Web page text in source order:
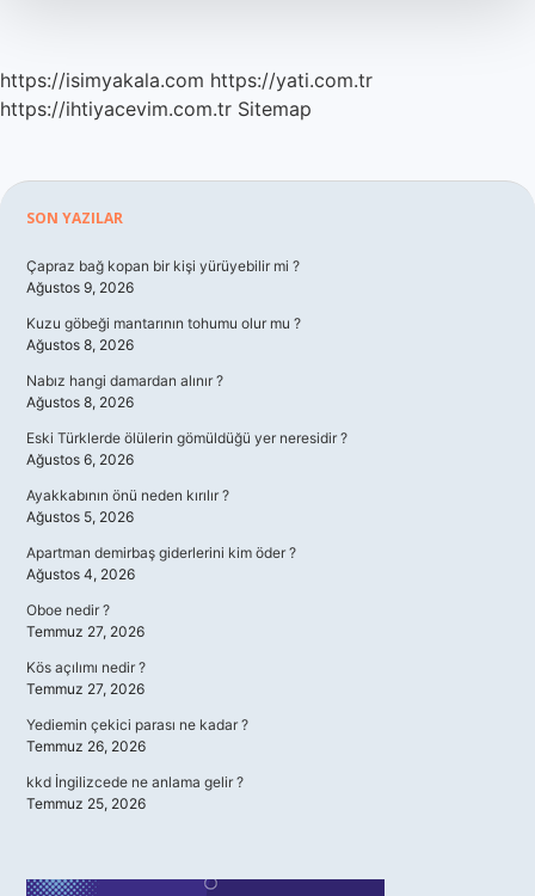
https://isimyakala.com https://yati.com.tr
https://ihtiyacevim.com.tr Sitemap
Sidebar
SON YAZILAR
Çapraz bağ kopan bir kişi yürüyebilir mi ?
Ağustos 9, 2026
Kuzu göbeği mantarının tohumu olur mu ?
Ağustos 8, 2026
Nabız hangi damardan alınır ?
Ağustos 8, 2026
Eski Türklerde ölülerin gömüldüğü yer neresidir ?
Ağustos 6, 2026
Ayakkabının önü neden kırılır ?
Ağustos 5, 2026
Apartman demirbaş giderlerini kim öder ?
Ağustos 4, 2026
Oboe nedir ?
Temmuz 27, 2026
Kös açılımı nedir ?
Temmuz 27, 2026
Yediemin çekici parası ne kadar ?
Temmuz 26, 2026
kkd İngilizcede ne anlama gelir ?
Temmuz 25, 2026